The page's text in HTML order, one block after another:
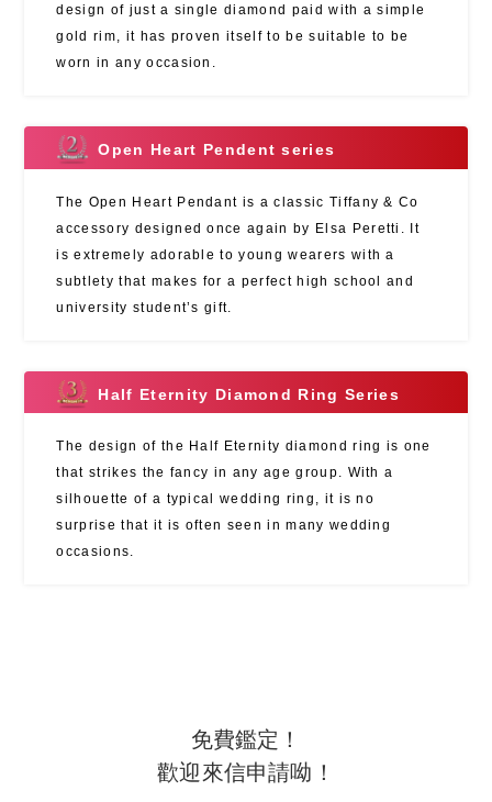
design of just a single diamond paid with a simple
gold rim, it has proven itself to be suitable to be
worn in any occasion.
Open Heart Pendent series
The Open Heart Pendant is a classic Tiffany & Co
accessory designed once again by Elsa Peretti. It
is extremely adorable to young wearers with a
subtlety that makes for a perfect high school and
university student’s gift.
Half Eternity Diamond Ring Series
The design of the Half Eternity diamond ring is one
that strikes the fancy in any age group. With a
silhouette of a typical wedding ring, it is no
surprise that it is often seen in many wedding
occasions.
免費鑑定！
歡迎來信申請呦！